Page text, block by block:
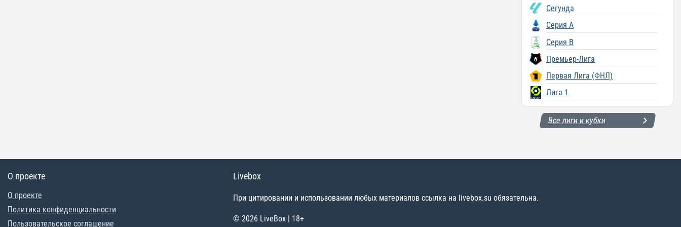
Сегунда
Серия A
Серия B
Премьер-Лига
Первая Лига (ФНЛ)
Лига 1
Все лиги и кубки
О проекте
О проекте
Политика конфиденциальности
Пользовательское соглашение
Livebox
При цитировании и использовании любых материалов ссылка на livebox.su обязательна.
© 2026 LiveBox | 18+